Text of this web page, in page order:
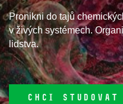
Pronikni do tajů
v živých systémech.
lidstva.
CHCI